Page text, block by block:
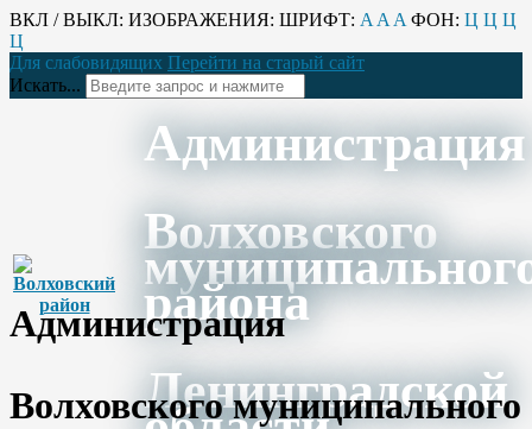
ВКЛ / ВЫКЛ: ИЗОБРАЖЕНИЯ: ШРИФТ: A A A ФОН: Ц Ц Ц
Ц
Для слабовидящих Перейти на старый сайт
Искать...
Администрация
Волховского
района
Ленинградской
Администрация
Волховского муниципального